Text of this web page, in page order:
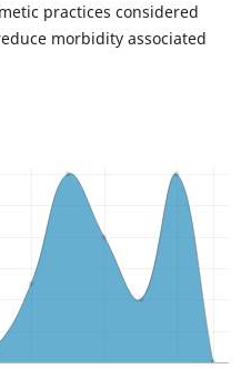
practices considered
morbidity associated